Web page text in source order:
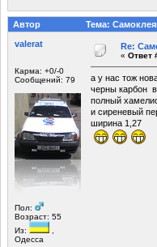
Автор
Тема:
valerat
Карма: +0/-0
Сообщений: 79
Пол:
Возраст: 55
Из:
Одесса
Re:
« Ответ
а у нас тож
черны карбон в
полный
и сиреневый
ширина 1,27